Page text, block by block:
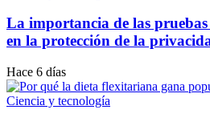
La importancia de las
en la protección de la
Hace 6 días
Ciencia y tecnología